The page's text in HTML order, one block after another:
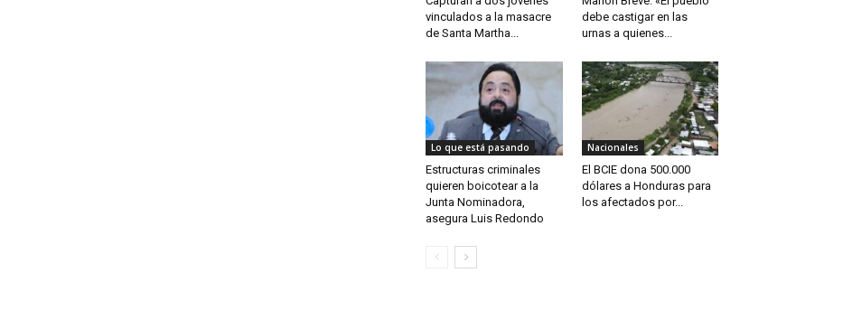
vinculados a la masacre
de Santa Martha...
debe castigar en las
urnas a quienes...
Lo que está pasando
Estructuras criminales
quieren boicotear a la
Junta Nominadora,
asegura Luis Redondo
Nacionales
El BCIE dona 500.000
dólares a Honduras para
los afectados por...